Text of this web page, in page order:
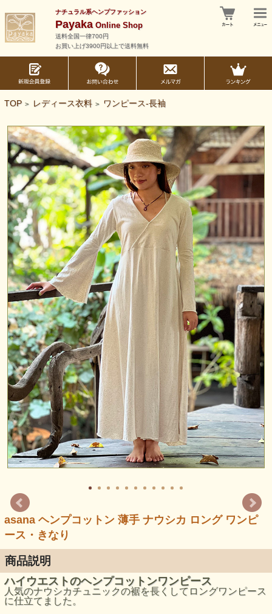
ナチュラル系ヘンプファッション
PayakaOnline Shop
送料全国一律700円
お買い上げ3900円以上で送料無料
TOP > レディース衣料 > ワンピース-長袖
asana ヘンプコットン 薄手 ナウシカ ロング ワンピ
ース・きなり
商品説明
ハイウエストのヘンプコットンワンピース
人気のナウシカチュニックの裾を長くしてロングワンピース
に仕立てました。